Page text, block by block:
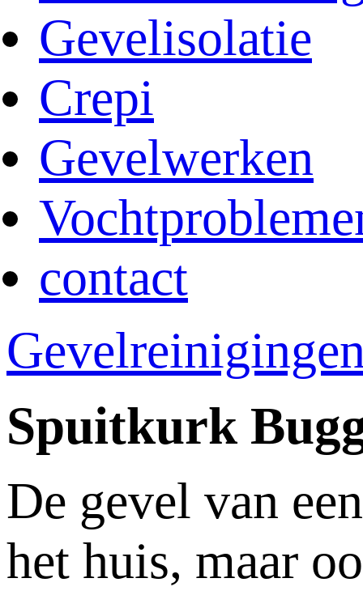
Gevelisolatie
Crepi
Gevelwerken
contact
Spuitkurk
De gevel van
het huis, maar